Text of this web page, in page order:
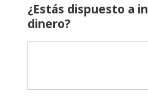
¿Estás dispuesto a
dinero?